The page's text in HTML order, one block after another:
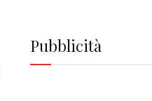
Pubblicità